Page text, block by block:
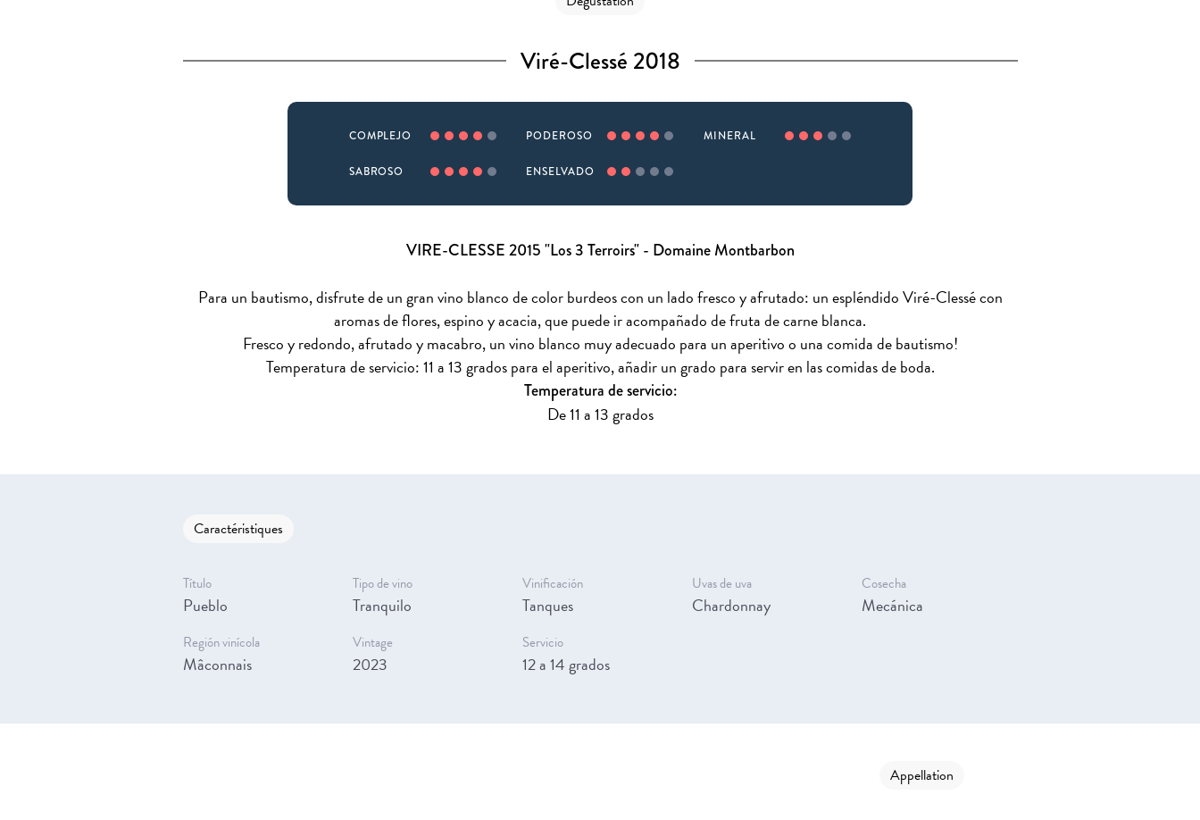
Viré-Clessé 2018
COMPLEJO PODEROSO MINERAL
SABROSO ENSELVADO
VIRE-CLESSE 2015 "Los 3 Terroirs" - Domaine Montbarbon
Para un bautismo, disfrute de un gran vino blanco de color burdeos con un lado fresco y afrutado: un espléndido Viré-Clessé con
aromas de flores, espino y acacia, que puede ir acompañado de fruta de carne blanca.
Fresco y redondo, afrutado y macabro, un vino blanco muy adecuado para un aperitivo o una comida de bautismo!
Temperatura de servicio: 11 a 13 grados para el aperitivo, añadir un grado para servir en las comidas de boda.
Temperatura de servicio:
De 11 a 13 grados
Caractéristiques
Título
Pueblo
Tipo de vino
Tranquilo
Vinificación
Tanques
Uvas de uva
Chardonnay
Cosecha
Mecánica
Región vinícola
Mâconnais
Vintage
2023
Servicio
12 a 14 grados
Appellation